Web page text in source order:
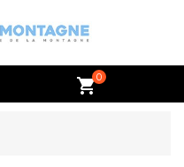
shopping_cart0